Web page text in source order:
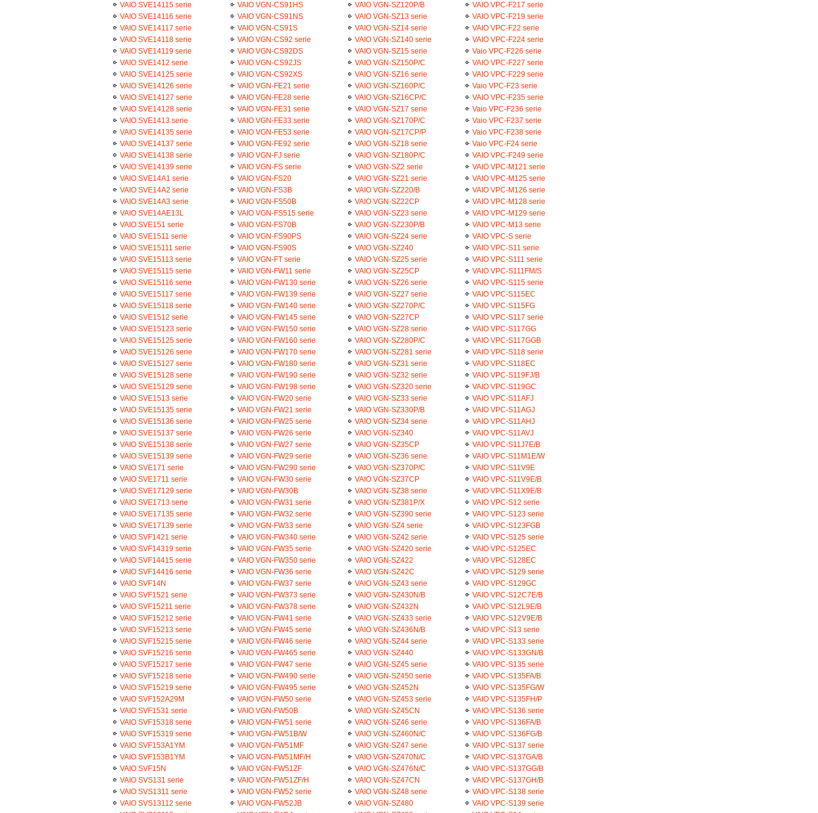
VAIO SVE14115 serie
VAIO SVE14116 serie
VAIO SVE14117 serie
VAIO SVE14118 serie
VAIO SVE14119 serie
VAIO SVE1412 serie
VAIO SVE14125 serie
VAIO SVE14126 serie
VAIO SVE14127 serie
VAIO SVE14128 serie
VAIO SVE1413 serie
VAIO SVE14135 serie
VAIO SVE14137 serie
VAIO SVE14138 serie
VAIO SVE14139 serie
VAIO SVE14A1 serie
VAIO SVE14A2 serie
VAIO SVE14A3 serie
VAIO SVE14AE13L
VAIO SVE151 serie
VAIO SVE1511 serie
VAIO SVE15111 serie
VAIO SVE15113 serie
VAIO SVE15115 serie
VAIO SVE15116 serie
VAIO SVE15117 serie
VAIO SVE15118 serie
VAIO SVE1512 serie
VAIO SVE15123 serie
VAIO SVE15125 serie
VAIO SVE15126 serie
VAIO SVE15127 serie
VAIO SVE15128 serie
VAIO SVE15129 serie
VAIO SVE1513 serie
VAIO SVE15135 serie
VAIO SVE15136 serie
VAIO SVE15137 serie
VAIO SVE15138 serie
VAIO SVE15139 serie
VAIO SVE171 serie
VAIO SVE1711 serie
VAIO SVE17129 serie
VAIO SVE1713 serie
VAIO SVE17135 serie
VAIO SVE17139 serie
VAIO SVF1421 serie
VAIO SVF14319 serie
VAIO SVF14415 serie
VAIO SVF14416 serie
VAIO SVF14N
VAIO SVF1521 serie
VAIO SVF15211 serie
VAIO SVF15212 serie
VAIO SVF15213 serie
VAIO SVF15215 serie
VAIO SVF15216 serie
VAIO SVF15217 serie
VAIO SVF15218 serie
VAIO SVF15219 serie
VAIO SVF152A29M
VAIO SVF1531 serie
VAIO SVF15318 serie
VAIO SVF15319 serie
VAIO SVF153A1YM
VAIO SVF153B1YM
VAIO SVF15N
VAIO SVS131 serie
VAIO SVS1311 serie
VAIO SVS13112 serie
VAIO VGN-CS91HS
VAIO VGN-CS91NS
VAIO VGN-CS91S
VAIO VGN-CS92 serie
VAIO VGN-CS92DS
VAIO VGN-CS92JS
VAIO VGN-CS92XS
VAIO VGN-FE21 serie
VAIO VGN-FE28 serie
VAIO VGN-FE31 serie
VAIO VGN-FE33 serie
VAIO VGN-FE53 serie
VAIO VGN-FE92 serie
VAIO VGN-FJ serie
VAIO VGN-FS serie
VAIO VGN-FS20
VAIO VGN-FS3B
VAIO VGN-FS50B
VAIO VGN-FS515 serie
VAIO VGN-FS70B
VAIO VGN-FS90PS
VAIO VGN-FS90S
VAIO VGN-FT serie
VAIO VGN-FW11 serie
VAIO VGN-FW130 serie
VAIO VGN-FW139 serie
VAIO VGN-FW140 serie
VAIO VGN-FW145 serie
VAIO VGN-FW150 serie
VAIO VGN-FW160 serie
VAIO VGN-FW170 serie
VAIO VGN-FW180 serie
VAIO VGN-FW190 serie
VAIO VGN-FW198 serie
VAIO VGN-FW20 serie
VAIO VGN-FW21 serie
VAIO VGN-FW25 serie
VAIO VGN-FW26 serie
VAIO VGN-FW27 serie
VAIO VGN-FW29 serie
VAIO VGN-FW290 serie
VAIO VGN-FW30 serie
VAIO VGN-FW30B
VAIO VGN-FW31 serie
VAIO VGN-FW32 serie
VAIO VGN-FW33 serie
VAIO VGN-FW340 serie
VAIO VGN-FW35 serie
VAIO VGN-FW350 serie
VAIO VGN-FW36 serie
VAIO VGN-FW37 serie
VAIO VGN-FW373 serie
VAIO VGN-FW378 serie
VAIO VGN-FW41 serie
VAIO VGN-FW45 serie
VAIO VGN-FW46 serie
VAIO VGN-FW465 serie
VAIO VGN-FW47 serie
VAIO VGN-FW490 serie
VAIO VGN-FW495 serie
VAIO VGN-FW50 serie
VAIO VGN-FW50B
VAIO VGN-FW51 serie
VAIO VGN-FW51B/W
VAIO VGN-FW51MF
VAIO VGN-FW51MF/H
VAIO VGN-FW51ZF
VAIO VGN-FW51ZF/H
VAIO VGN-FW52 serie
VAIO VGN-FW52JB
VAIO VGN-SZ120P/B
VAIO VGN-SZ13 serie
VAIO VGN-SZ14 serie
VAIO VGN-SZ140 serie
VAIO VGN-SZ15 serie
VAIO VGN-SZ150P/C
VAIO VGN-SZ16 serie
VAIO VGN-SZ160P/C
VAIO VGN-SZ16CP/C
VAIO VGN-SZ17 serie
VAIO VGN-SZ170P/C
VAIO VGN-SZ17CP/P
VAIO VGN-SZ18 serie
VAIO VGN-SZ180P/C
VAIO VGN-SZ2 serie
VAIO VGN-SZ21 serie
VAIO VGN-SZ220/B
VAIO VGN-SZ22CP
VAIO VGN-SZ23 serie
VAIO VGN-SZ230P/B
VAIO VGN-SZ24 serie
VAIO VGN-SZ240
VAIO VGN-SZ25 serie
VAIO VGN-SZ25CP
VAIO VGN-SZ26 serie
VAIO VGN-SZ27 serie
VAIO VGN-SZ270P/C
VAIO VGN-SZ27CP
VAIO VGN-SZ28 serie
VAIO VGN-SZ280P/C
VAIO VGN-SZ281 serie
VAIO VGN-SZ31 serie
VAIO VGN-SZ32 serie
VAIO VGN-SZ320 serie
VAIO VGN-SZ33 serie
VAIO VGN-SZ330P/B
VAIO VGN-SZ34 serie
VAIO VGN-SZ340
VAIO VGN-SZ35CP
VAIO VGN-SZ36 serie
VAIO VGN-SZ370P/C
VAIO VGN-SZ37CP
VAIO VGN-SZ38 serie
VAIO VGN-SZ381P/X
VAIO VGN-SZ390 serie
VAIO VGN-SZ4 serie
VAIO VGN-SZ42 serie
VAIO VGN-SZ420 serie
VAIO VGN-SZ422
VAIO VGN-SZ42C
VAIO VGN-SZ43 serie
VAIO VGN-SZ430N/B
VAIO VGN-SZ432N
VAIO VGN-SZ433 serie
VAIO VGN-SZ436N/B
VAIO VGN-SZ44 serie
VAIO VGN-SZ440
VAIO VGN-SZ45 serie
VAIO VGN-SZ450 serie
VAIO VGN-SZ452N
VAIO VGN-SZ453 serie
VAIO VGN-SZ45CN
VAIO VGN-SZ46 serie
VAIO VGN-SZ460N/C
VAIO VGN-SZ47 serie
VAIO VGN-SZ470N/C
VAIO VGN-SZ476N/C
VAIO VGN-SZ47CN
VAIO VGN-SZ48 serie
VAIO VGN-SZ480
VAIO VPC-F217 serie
VAIO VPC-F219 serie
VAIO VPC-F22 serie
VAIO VPC-F224 serie
Vaio VPC-F226 serie
VAIO VPC-F227 serie
VAIO VPC-F229 serie
Vaio VPC-F23 serie
VAIO VPC-F235 serie
Vaio VPC-F236 serie
Vaio VPC-F237 serie
Vaio VPC-F238 serie
Vaio VPC-F24 serie
VAIO VPC-F249 serie
VAIO VPC-M121 serie
VAIO VPC-M125 serie
VAIO VPC-M126 serie
VAIO VPC-M128 serie
VAIO VPC-M129 serie
VAIO VPC-M13 serie
VAIO VPC-S serie
VAIO VPC-S11 serie
VAIO VPC-S111 serie
VAIO VPC-S111FM/S
VAIO VPC-S115 serie
VAIO VPC-S115EC
VAIO VPC-S115FG
VAIO VPC-S117 serie
VAIO VPC-S117GG
VAIO VPC-S117GGB
VAIO VPC-S118 serie
VAIO VPC-S118EC
VAIO VPC-S119FJ/B
VAIO VPC-S119GC
VAIO VPC-S11AFJ
VAIO VPC-S11AGJ
VAIO VPC-S11AHJ
VAIO VPC-S11AVJ
VAIO VPC-S11J7E/B
VAIO VPC-S11M1E/W
VAIO VPC-S11V9E
VAIO VPC-S11V9E/B
VAIO VPC-S11X9E/B
VAIO VPC-S12 serie
VAIO VPC-S123 serie
VAIO VPC-S123FGB
VAIO VPC-S125 serie
VAIO VPC-S125EC
VAIO VPC-S128EC
VAIO VPC-S129 serie
VAIO VPC-S129GC
VAIO VPC-S12C7E/B
VAIO VPC-S12L9E/B
VAIO VPC-S12V9E/B
VAIO VPC-S13 serie
VAIO VPC-S133 serie
VAIO VPC-S133GN/B
VAIO VPC-S135 serie
VAIO VPC-S135FA/B
VAIO VPC-S135FG/W
VAIO VPC-S135FH/P
VAIO VPC-S136 serie
VAIO VPC-S136FA/B
VAIO VPC-S136FG/B
VAIO VPC-S137 serie
VAIO VPC-S137GA/B
VAIO VPC-S137GG/B
VAIO VPC-S137GH/B
VAIO VPC-S138 serie
VAIO VPC-S139 serie